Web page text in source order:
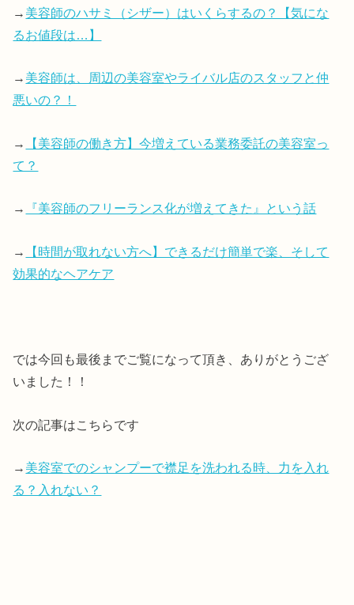
→ 美容師のハサミ（シザー）はいくらするの？【気にな
るお値段は…】
→ 美容師は、周辺の美容室やライバル店のスタッフと仲
悪いの？！
→
【美容師の働き方】今増えている業務委託の美容室っ
て？
→ 『美容師のフリーランス化が増えてきた』という話
→
【時間が取れない方へ】できるだけ簡単で楽、そして
効果的なヘアケア
では今回も最後までご覧になって頂き、ありがとうござ
いました！！
次の記事はこちらです
→ 美容室でのシャンプーで襟足を洗われる時、力を入れ
る？入れない？